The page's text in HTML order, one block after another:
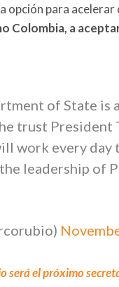
opción para
Colombia, a
of State
trust President
work every
leadership of
será el próximo